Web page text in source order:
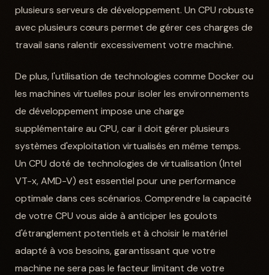
plusieurs serveurs de développement. Un CPU robuste
avec plusieurs cœurs permet de gérer ces charges de
travail sans ralentir excessivement votre machine.
De plus, l'utilisation de technologies comme Docker ou
les machines virtuelles pour isoler les environnements
de développement impose une charge
supplémentaire au CPU, car il doit gérer plusieurs
systèmes d'exploitation virtualisés en même temps.
Un CPU doté de technologies de virtualisation (Intel
VT-x, AMD-V) est essentiel pour une performance
optimale dans ces scénarios. Comprendre la capacité
de votre CPU vous aide à anticiper les goulots
d'étranglement potentiels et à choisir le matériel
adapté à vos besoins, garantissant que votre
machine ne sera pas le facteur limitant de votre